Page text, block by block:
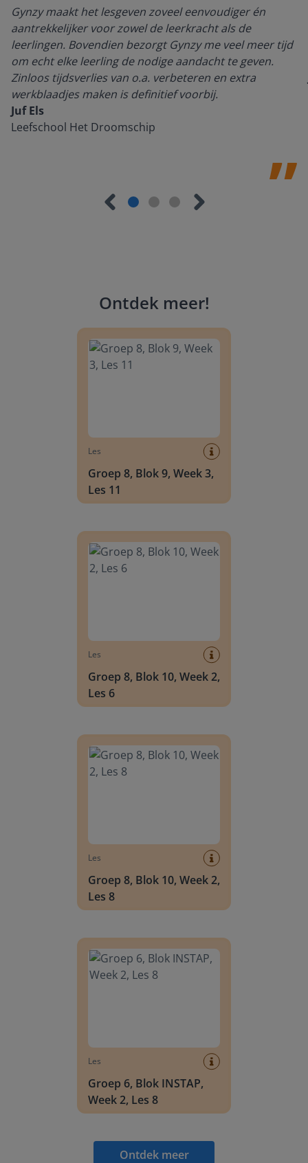
Gynzy maakt het lesgeven zoveel eenvoudiger én
aantrekkelijker voor zowel de leerkracht als de
leerlingen. Bovendien bezorgt Gynzy me veel meer tijd
om echt elke leerling de nodige aandacht te geven.
Zinloos tijdsverlies van o.a. verbeteren en extra
werkblaadjes maken is definitief voorbij.
Juf Els
Leefschool Het Droomschip
Ontdek meer!
Les
Groep 8, Blok 9, Week 3,
Les 11
Les
Groep 8, Blok 10, Week 2,
Les 6
Les
Groep 8, Blok 10, Week 2,
Les 8
Les
Groep 6, Blok INSTAP,
Week 2, Les 8
Ontdek meer